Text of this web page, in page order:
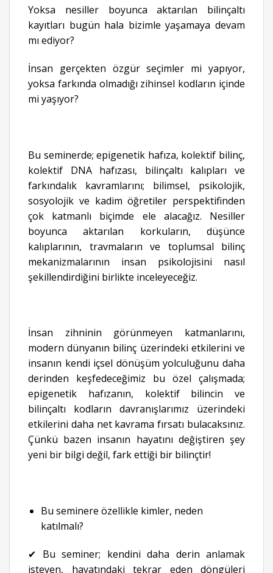
Yoksa nesiller boyunca aktarılan bilinçaltı
kayıtları bugün hala bizimle yaşamaya devam
mı ediyor?
İnsan gerçekten özgür seçimler mi yapıyor,
yoksa farkında olmadığı zihinsel kodların içinde
mi yaşıyor?
Bu seminerde; epigenetik hafıza, kolektif bilinç,
kolektif DNA hafızası, bilinçaltı kalıpları ve
farkındalık kavramlarını; bilimsel, psikolojik,
sosyolojik ve kadim öğretiler perspektifinden
çok katmanlı biçimde ele alacağız. Nesiller
boyunca aktarılan korkuların, düşünce
kalıplarının, travmaların ve toplumsal bilinç
mekanizmalarının insan psikolojisini nasıl
şekillendirdiğini birlikte inceleyeceğiz.
İnsan zihninin görünmeyen katmanlarını,
modern dünyanın bilinç üzerindeki etkilerini ve
insanın kendi içsel dönüşüm yolculuğunu daha
derinden keşfedeceğimiz bu özel çalışmada;
epigenetik hafızanın, kolektif bilincin ve
bilinçaltı kodların davranışlarımız üzerindeki
etkilerini daha net kavrama fırsatı bulacaksınız.
Çünkü bazen insanın hayatını değiştiren şey
yeni bir bilgi değil, fark ettiği bir bilinçtir!
Bu seminere özellikle kimler, neden
katılmalı?
✔ Bu seminer; kendini daha derin anlamak
isteyen, hayatındaki tekrar eden döngüleri